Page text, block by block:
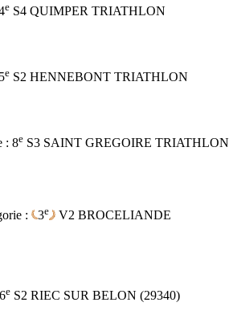
e S4 QUIMPER TRIATHLON
5e S2 HENNEBONT TRIATHLON
: 8e S3 SAINT GREGOIRE TRIATHLON
: 3e V2 BROCELIANDE
6e S2 RIEC SUR BELON (29340)